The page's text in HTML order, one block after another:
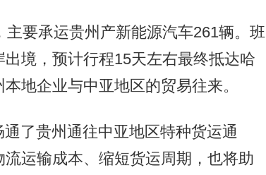
要承运贵州产新能源汽车261辆。班
境，预计行程15天左右最终抵达哈
地企业与中亚地区的贸易往来。
了贵州通往中亚地区特种货运通
运输成本、缩短货运周期，也将助